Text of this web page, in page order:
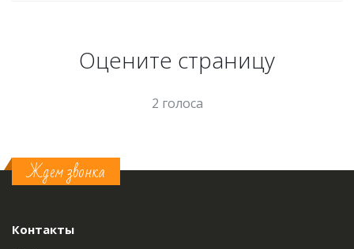
Оцените страницу
2 голоса
Ждем звонка
Контакты